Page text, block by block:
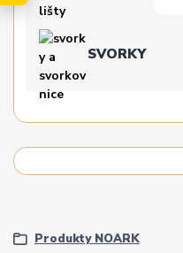
SVORKY
Produkty NOARK